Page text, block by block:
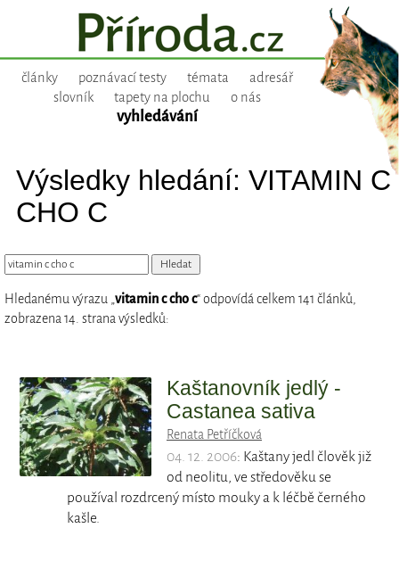
články poznávací testy témata
adresář
slovník
tapety na plochu o nás
vyhledávání
Výsledky hledání: VITAMIN C
CHO C
Hledanému výrazu „vitamin c cho c“ odpovídá celkem 141 článků,
zobrazena 14. strana výsledků:
Kaštanovník jedlý -
Castanea sativa
Renata Petříčková
04. 12. 2006: Kaštany jedl člověk již
od neolitu, ve středověku se
používal rozdrcený místo mouky a k léčbě černého
kašle.